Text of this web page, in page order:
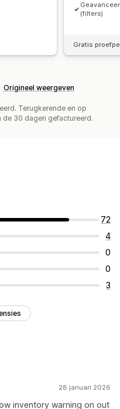
(filters)
Gratis
Origineel weergeven
Terugkerende en op
30 dagen gefactureerd.
72
4
0
0
3
28 januari 2026
inventory warning on out